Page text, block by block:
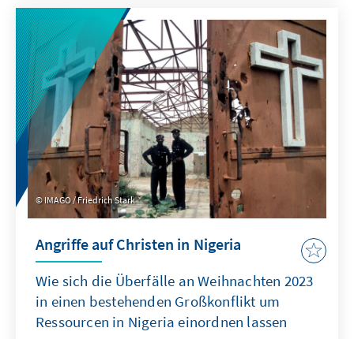
Afrikas größte Volkswirtschaft. Ob diese zu
wirtschaftlicher Diversifizierung des Landes
führt, liegt in der Hand der
Entscheidungsträger: Werden die neu
gewonnenen Handlungsspielräume dazu
genutzt, um weiter in den kurzfristig
gewinnbringenden Erdölsektor zu
investieren? Oder werden mittel- und
langfristig wirkende Maßnahmen ergriffen, die
durch eine Diversifizierungsstrategie die
großen Potenziale der nigerianischen
ausschöpfen können?
IMAGO / Friedrich Stark
Angriffe auf Christen in Nigeria
Wie sich die Überfälle an Weihnachten 2023
in einen bestehenden Großkonflikt um
Ressourcen in Nigeria einordnen lassen